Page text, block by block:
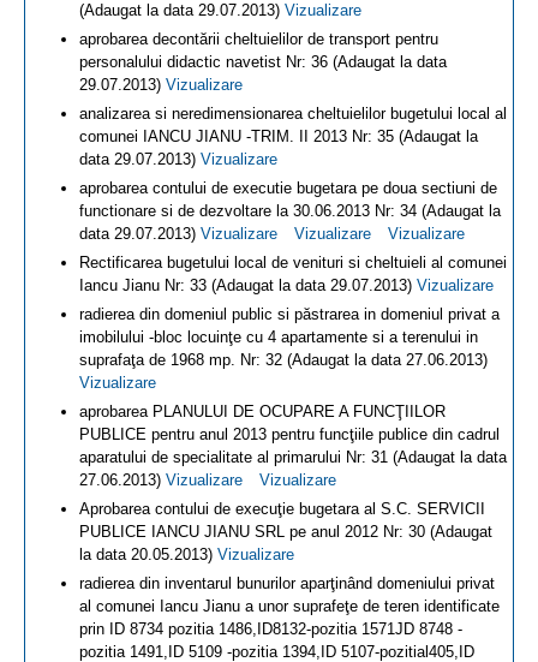
(Adaugat la data 29.07.2013) Vizualizare
aprobarea decontării cheltuielilor de transport pentru
personalului didactic navetist Nr: 36 (Adaugat la data
29.07.2013) Vizualizare
analizarea si neredimensionarea cheltuielilor bugetului local al
comunei IANCU JIANU -TRIM. II 2013 Nr: 35 (Adaugat la
data 29.07.2013) Vizualizare
aprobarea contului de executie bugetara pe doua sectiuni de
functionare si de dezvoltare la 30.06.2013 Nr: 34 (Adaugat la
data 29.07.2013) Vizualizare Vizualizare
Vizualizare
Rectificarea bugetului local de venituri si cheltuieli al comunei
Iancu Jianu Nr: 33 (Adaugat la data 29.07.2013) Vizualizare
radierea din domeniul public si păstrarea in domeniul privat a
imobilului -bloc locuinţe cu 4 apartamente si a terenului in
suprafaţa de 1968 mp. Nr: 32 (Adaugat la data 27.06.2013)
Vizualizare
aprobarea PLANULUI DE OCUPARE A FUNCŢIILOR
PUBLICE pentru anul 2013 pentru funcţiile publice din cadrul
aparatului de specialitate al primarului Nr: 31 (Adaugat la data
27.06.2013) Vizualizare
Vizualizare
Aprobarea contului de execuţie bugetara al S.C. SERVICII
PUBLICE IANCU JIANU SRL pe anul 2012 Nr: 30 (Adaugat
la data 20.05.2013) Vizualizare
radierea din inventarul bunurilor aparţinând domeniului privat
al comunei Iancu Jianu a unor suprafeţe de teren identificate
prin ID 8734 pozitia 1486,ID8132-pozitia 1571JD 8748 -
pozitia 1491,ID 5109 -pozitia 1394,ID 5107-pozitial405,ID